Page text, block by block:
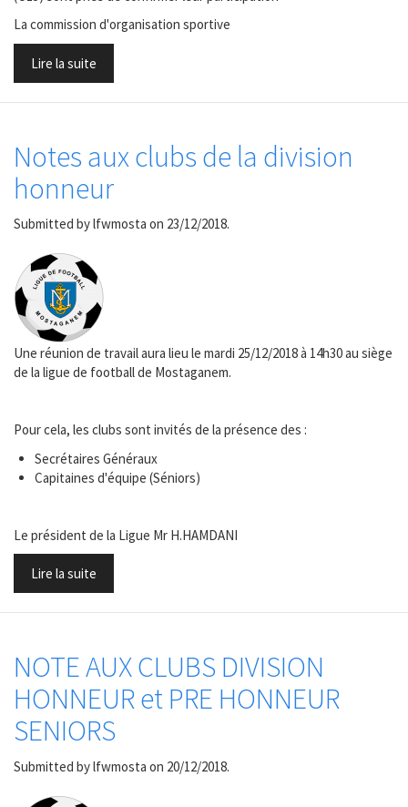
La commission d'organisation sportive
Lire la suite
Notes aux clubs de la division
honneur
Submitted bylfwmosta on 23/12/2018.
Une réunion de travail aura lieu le mardi 25/12/2018 à 14h30 au siège
de la ligue de football de Mostaganem.
Pour cela, les clubs sont invités de la présence des :
Secrétaires Généraux
Capitaines d'équipe (Séniors)
Le président de la Ligue Mr H.HAMDANI
Lire la suite
NOTE AUX CLUBS DIVISION
HONNEUR et PRE HONNEUR
SENIORS
Submitted bylfwmosta on 20/12/2018.